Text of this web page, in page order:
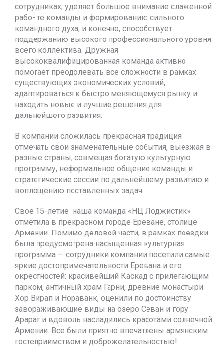
сотрудниках, уделяет большое внимание слаженной
рабо- те команды и формированию сильного
командного духа, и конечно, способствует
поддержанию высокого профессионального уровня
всего коллектива. Дружная
высококвалифицированная команда активно
помогает преодолевать все сложности в рамках
существующих экономических условий,
адаптироваться к быстро меняющемуся рынку и
находить новые и лучшие решения для
дальнейшего развития.
В компании сложилась прекрасная традиция
отмечать свои знаменательные события, выезжая в
разные страны, совмещая богатую культурную
программу, неформальное общение команды и
стратегические сессии по дальнейшему развитию и
воплощению поставленных задач.
Свое 15-летие наша команда «НЦ Лоджистик»
отметила в прекрасном городе Ереване, столице
Армении. Помимо деловой части, в рамках поездки
была предусмотрена насыщенная культурная
программа — сотрудники компании посетили самые
яркие достопримечательности Еревана и его
окрестностей: красивейший Каскад с прилегающим
парком, античный храм Гарни, древние монастыри
Хор Вирап и Нораванк, оценили по достоинству
завораживающие виды на озеро Севан и гору
Арарат и вдоволь насладились красотами солнечной
Армении. Все были приятно впечатлены армянским
гостеприимством и доброжелательностью!